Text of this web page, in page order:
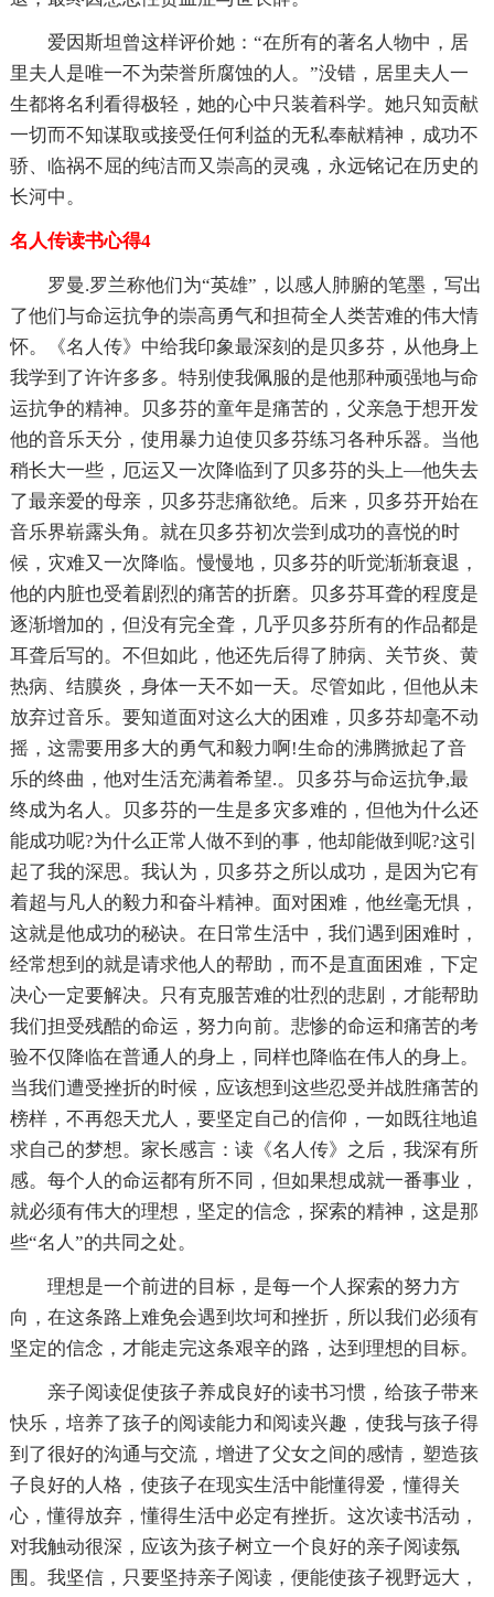
爱因斯坦曾这样评价她：“在所有的著名人物中，居
里夫人是唯一不为荣誉所腐蚀的人。”没错，居里夫人一
生都将名利看得极轻，她的心中只装着科学。她只知贡献
一切而不知谋取或接受任何利益的无私奉献精神，成功不
骄、临祸不屈的纯洁而又崇高的灵魂，永远铭记在历史的
长河中。
名人传读书心得4
罗曼.罗兰称他们为“英雄”，以感人肺腑的笔墨，写出
了他们与命运抗争的崇高勇气和担荷全人类苦难的伟大情
怀。《名人传》中给我印象最深刻的是贝多芬，从他身上
我学到了许许多多。特别使我佩服的是他那种顽强地与命
运抗争的精神。贝多芬的童年是痛苦的，父亲急于想开发
他的音乐天分，使用暴力迫使贝多芬练习各种乐器。当他
稍长大一些，厄运又一次降临到了贝多芬的头上—他失去
了最亲爱的母亲，贝多芬悲痛欲绝。后来，贝多芬开始在
音乐界崭露头角。就在贝多芬初次尝到成功的喜悦的时
候，灾难又一次降临。慢慢地，贝多芬的听觉渐渐衰退，
他的内脏也受着剧烈的痛苦的折磨。贝多芬耳聋的程度是
逐渐增加的，但没有完全聋，几乎贝多芬所有的作品都是
耳聋后写的。不但如此，他还先后得了肺病、关节炎、黄
热病、结膜炎，身体一天不如一天。尽管如此，但他从未
放弃过音乐。要知道面对这么大的困难，贝多芬却毫不动
摇，这需要用多大的勇气和毅力啊!生命的沸腾掀起了音
乐的终曲，他对生活充满着希望.。贝多芬与命运抗争,最
终成为名人。贝多芬的一生是多灾多难的，但他为什么还
能成功呢?为什么正常人做不到的事，他却能做到呢?这引
起了我的深思。我认为，贝多芬之所以成功，是因为它有
着超与凡人的毅力和奋斗精神。面对困难，他丝毫无惧，
这就是他成功的秘诀。在日常生活中，我们遇到困难时，
经常想到的就是请求他人的帮助，而不是直面困难，下定
决心一定要解决。只有克服苦难的壮烈的悲剧，才能帮助
我们担受残酷的命运，努力向前。悲惨的命运和痛苦的考
验不仅降临在普通人的身上，同样也降临在伟人的身上。
当我们遭受挫折的时候，应该想到这些忍受并战胜痛苦的
榜样，不再怨天尤人，要坚定自己的信仰，一如既往地追
求自己的梦想。家长感言：读《名人传》之后，我深有所
感。每个人的命运都有所不同，但如果想成就一番事业，
就必须有伟大的理想，坚定的信念，探索的精神，这是那
些“名人”的共同之处。
理想是一个前进的目标，是每一个人探索的努力方
向，在这条路上难免会遇到坎坷和挫折，所以我们必须有
坚定的信念，才能走完这条艰辛的路，达到理想的目标。
亲子阅读促使孩子养成良好的读书习惯，给孩子带来
快乐，培养了孩子的阅读能力和阅读兴趣，使我与孩子得
到了很好的沟通与交流，增进了父女之间的感情，塑造孩
子良好的人格，使孩子在现实生活中能懂得爱，懂得关
心，懂得放弃，懂得生活中必定有挫折。这次读书活动，
对我触动很深，应该为孩子树立一个良好的亲子阅读氛
围。我坚信，只要坚持亲子阅读，便能使孩子视野远大，